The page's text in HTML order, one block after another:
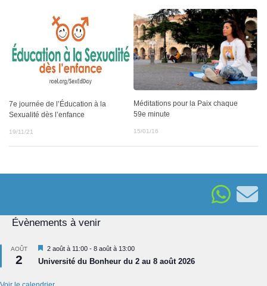
7e journée de l’Éducation à la
Sexualité dès l’enfance
19/11/21
Méditations pour la Paix chaque
59e minute
15/01/16
Évènements à venir
AOÛT
2
Mis
en
avant
2 août à 11:00 - 8 août à 13:00
Université du Bonheur du 2 au 8 août 2026